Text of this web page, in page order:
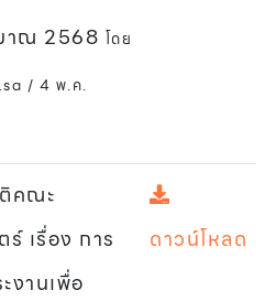
าณ 2568 โดย
/ 4 พ.ค.
คณะ
เรื่อง การ
งานเพื่อ
ดาวน์โหลด